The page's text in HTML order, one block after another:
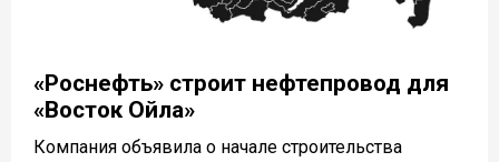
«Роснефть» строит нефтепровод для
«Восток Ойла»
Компания объявила о начале строительства